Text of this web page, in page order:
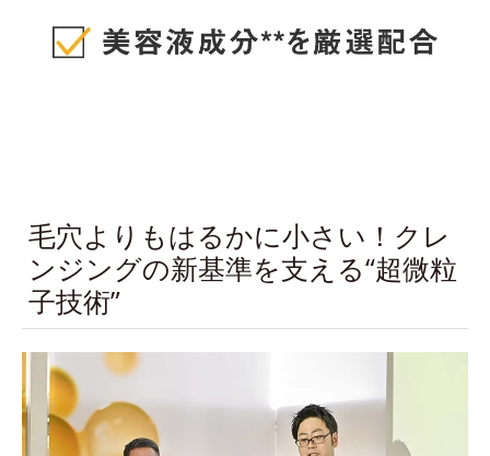
毛穴よりもはるかに小さい！クレ
ンジングの新基準を支える“超微粒
子技術”